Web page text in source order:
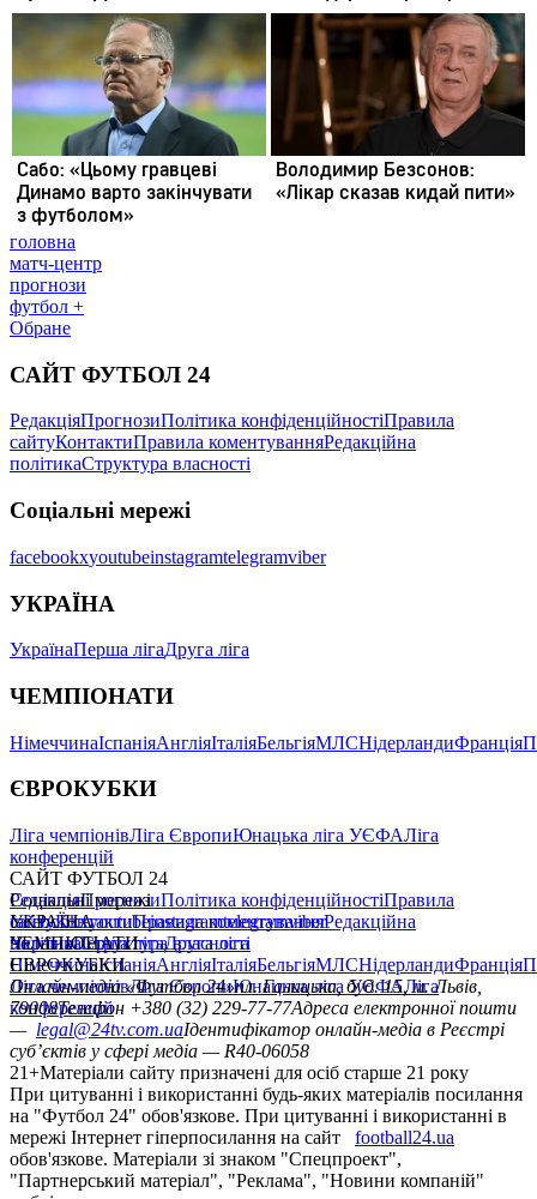
головна
матч-центр
прогнози
футбол +
Обране
САЙТ ФУТБОЛ 24
РедакціяПрогнозиПолітика конфіденційностіПравила
сайтуКонтактиПравила коментуванняРедакційна
політикаСтруктура власності
Соціальні мережі
facebookxyoutubeinstagramtelegramviber
УКРАЇНА
УкраїнаПерша лігаДруга ліга
ЧЕМПІОНАТИ
НімеччинаІспаніяАнгліяІталіяБельгіяМЛСНідерландиФранція
ЄВРОКУБКИ
Ліга чемпіонівЛіга ЄвропиЮнацька ліга УЄФАЛіга
конференцій
САЙТ ФУТБОЛ 24
РедакціяПрогнозиПолітика конфіденційностіПравила
сайтуКонтактиПравила коментуванняРедакційна
політикаСтруктура власності
Соціальні мережі
facebookxyoutubeinstagramtelegramviber
УКРАЇНА
УкраїнаПерша лігаДруга ліга
ЧЕМПІОНАТИ
НімеччинаІспаніяАнгліяІталіяБельгіяМЛСНідерландиФранція
ЄВРОКУБКИ
Ліга чемпіонівЛіга ЄвропиЮнацька ліга УЄФАЛіга
конференцій
Онлайн-медіа «Футбол 24»пл. Галицька, буд. 15, м. Львів,
79008Телефон +380 (32) 229-77-77Адреса електронної пошти
— legal@24tv.com.uaІдентифікатор онлайн-медіа в Реєстрі
суб’єктів у сфері медіа — R40-06058
21+Матеріали сайту призначені для осіб старше 21 року
При цитуванні і використанні будь-яких матеріалів посилання
на "Футбол 24" обов'язкове. При цитуванні і використанні в
мережі Інтернет гіперпосилання на сайт
football24.ua
обов'язкове. Матеріали зі знаком "Спецпроект",
"Партнерський матеріал", "Реклама", "Новини компаній"